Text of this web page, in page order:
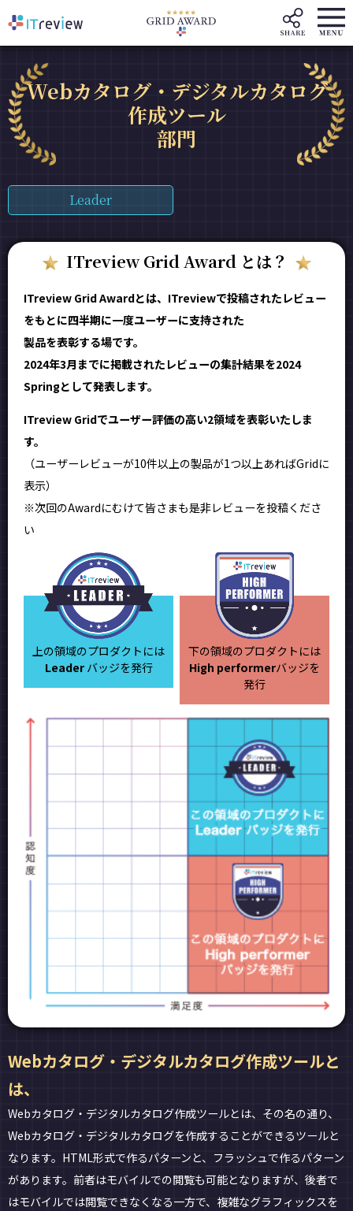
Webカタログ・デジタルカタログ
作成ツール
部門
Leader
ITreview Grid Award とは？
ITreview Grid Awardとは、ITreviewで投稿されたレビュー
をもとに四半期に一度ユーザーに支持された
製品を表彰する場です。
2024年3月までに掲載されたレビューの集計結果を2024
Springとして発表します。
ITreview Gridでユーザー評価の高い2領域を表彰いたしま
す。
（ユーザーレビューが10件以上の製品が1つ以上あればGridに
表示）
※次回のAwardにむけて皆さまも是非レビューを投稿くださ
い
上の領域のプロダクトには
Leaderバッジを発行
下の領域のプロダクトには
High performerバッジを
発行
Webカタログ・デジタルカタログ作成ツールと
は、
Webカタログ・デジタルカタログ作成ツールとは、その名の通り、
Webカタログ・デジタルカタログを作成することができるツールと
なります。HTML形式で作るパターンと、フラッシュで作るパターン
があります。前者はモバイルでの閲覧も可能となりますが、後者で
はモバイルでは閲覧できなくなる一方で、複雑なグラフィックスを